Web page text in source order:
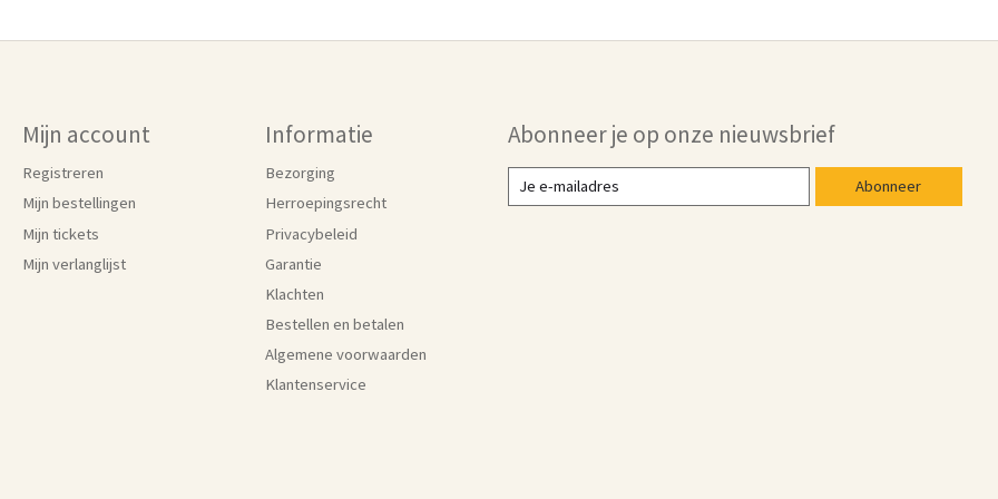
Mijn account
Registreren
Mijn bestellingen
Mijn tickets
Mijn verlanglijst
Informatie
Bezorging
Herroepingsrecht
Privacybeleid
Garantie
Klachten
Bestellen en betalen
Algemene voorwaarden
Klantenservice
Abonneer je op onze nieuwsbrief
Abonneer